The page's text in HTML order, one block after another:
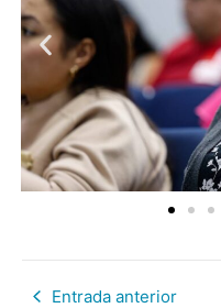
Entrada anterior